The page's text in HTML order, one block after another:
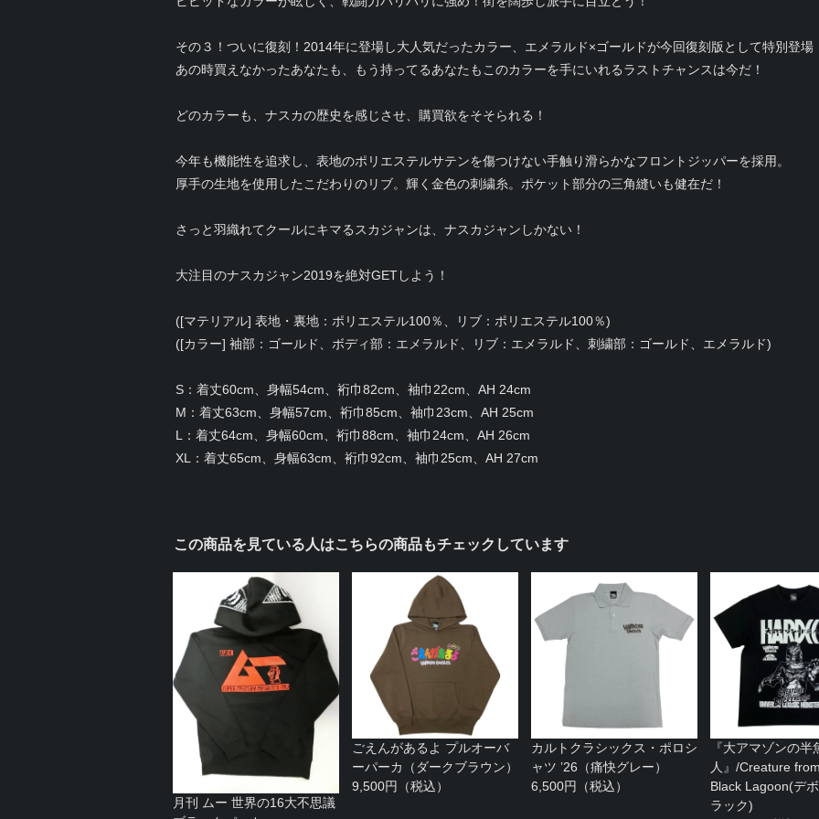
その３！ついに復刻！2014年に登場し大人気だったカラー、エメラルド×ゴールドが今回復刻版として特別登場
あの時買えなかったあなたも、もう持ってるあなたもこのカラーを手にいれるラストチャンスは今だ！
どのカラーも、ナスカの歴史を感じさせ、購買欲をそそられる！
今年も機能性を追求し、表地のポリエステルサテンを傷つけない手触り滑らかなフロントジッパーを採用。
厚手の生地を使用したこだわりのリブ。輝く金色の刺繍糸。ポケット部分の三角縫いも健在だ！
さっと羽織れてクールにキマるスカジャンは、ナスカジャンしかない！
大注目のナスカジャン2019を絶対GETしよう！
([マテリアル] 表地・裏地：ポリエステル100％、リブ：ポリエステル100％)
([カラー] 袖部：ゴールド、ボディ部：エメラルド、リブ：エメラルド、刺繍部：ゴールド、エメラルド)
S：着丈60cm、身幅54cm、裄巾82cm、袖巾22cm、AH 24cm
M：着丈63cm、身幅57cm、裄巾85cm、袖巾23cm、AH 25cm
L：着丈64cm、身幅60cm、裄巾88cm、袖巾24cm、AH 26cm
XL：着丈65cm、身幅63cm、裄巾92cm、袖巾25cm、AH 27cm
この商品を見ている人はこちらの商品もチェックしています
月刊 ムー 世界の16大不思議
ごえんがあるよ プルオーバ
ーパーカ（ダークブラウン）
9,500円（税込）
カルトクラシックス・ポロシ
ャツ ’26（痛快グレー）
6,500円（税込）
『大アマゾンの半
人』/Creature
Black Lagoon(デ
ラック)